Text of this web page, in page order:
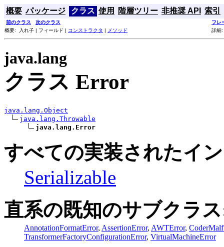
概要 パッケージ クラス 使用 階層ツリー 非推奨 API 索引
前のクラス 次のクラス
フレ
概要: 入れ子 | フィールド | コンストラクタ | メソッド 詳細
java.lang
クラス Error
java.lang.Object
java.lang.Throwable
java.lang.Error
すべての実装されたイ
Serializable
直系の既知のサブクラ
AnnotationFormatError, AssertionError, AWTError,
TransformerFactoryConfigurationError, VirtualMachineError